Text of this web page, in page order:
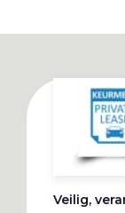
Veilig,